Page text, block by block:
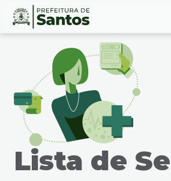
Ir
Conteúdo
Lista de